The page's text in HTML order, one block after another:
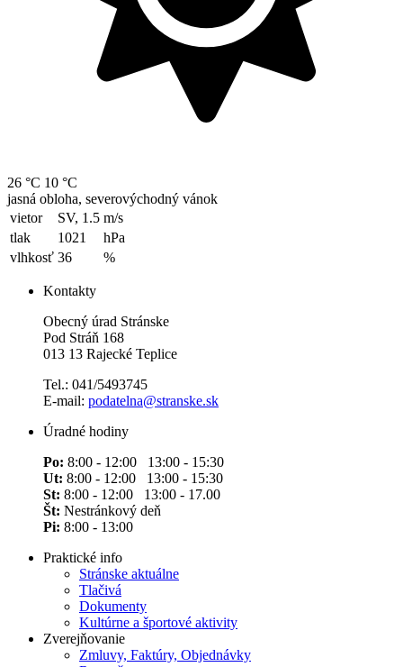
26 °C 10 °C
jasná obloha, severovýchodný vánok
vietor
SV, 1.5 m/s
tlak
1021
hPa
vlhkosť 36 %
Kontakty
Obecný úrad Stránske
Pod Stráň 168
013 13 Rajecké Teplice
Tel.: 041/5493745
E-mail: podatelna@stranske.sk
Úradné hodiny
Po: 8:00 - 12:00 13:00 - 15:30
Ut: 8:00 - 12:00 13:00 - 15:30
St: 8:00 - 12:00 13:00 - 17.00
Št: Nestránkový deň
Pi: 8:00 - 13:00
Praktické info
Stránske aktuálne
Tlačivá
Dokumenty
Kultúrne a športové aktivity
Zverejňovanie
Zmluvy, Faktúry, Objednávky